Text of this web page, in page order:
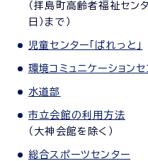
（拝島町高齢者福祉セ
日）まで）
児童センター「ぱれっと」
環境コミュニケーションセ
水道部
市立会館の利用方法
（大神会館を除く）
総合スポーツセンター